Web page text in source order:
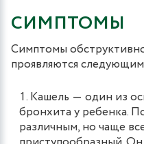
СИМПТОМЫ
Симптомы
проявляются
Кашель ― один из
бронхита у ребенка.
различным, но чаще